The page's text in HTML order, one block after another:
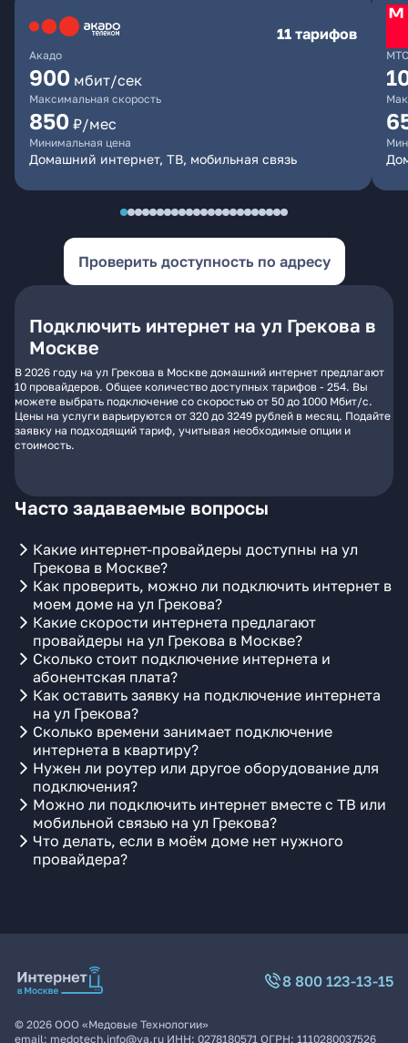
Акадо
11 тарифов
900 мбит/сек
Максимальная скорость
850 ₽/мес
Минимальная цена
Домашний интернет, ТВ, мобильная связь
МТС
Проверить доступность по адресу
Подключить интернет на ул Грекова в
Москве
В 2026 году на ул Грекова в Москве домашний интернет предлагают
10 провайдеров. Общее количество доступных тарифов - 254. Вы
можете выбрать подключение со скоростью от 50 до 1000 Мбит/с.
Цены на услуги варьируются от 320 до 3249 рублей в месяц. Подайте
заявку на подходящий тариф, учитывая необходимые опции и
стоимость.
Часто задаваемые вопросы
Какие интернет-провайдеры доступны на ул
Грекова в Москве?
Как проверить, можно ли подключить интернет в
моем доме на ул Грекова?
Какие скорости интернета предлагают
провайдеры на ул Грекова в Москве?
Сколько стоит подключение интернета и
абонентская плата?
Как оставить заявку на подключение интернета
на ул Грекова?
Сколько времени занимает подключение
интернета в квартиру?
Нужен ли роутер или другое оборудование для
подключения?
Можно ли подключить интернет вместе с ТВ или
мобильной связью на ул Грекова?
Что делать, если в моём доме нет нужного
провайдера?
8 800 123-13-15
© 2026 ООО «Медовые Технологии»
email: medotech.info@ya.ru ИНН: 0278180571 ОГРН: 1110280037526